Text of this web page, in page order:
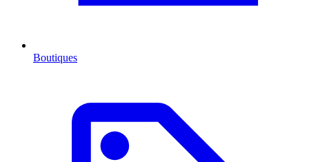
Boutiques